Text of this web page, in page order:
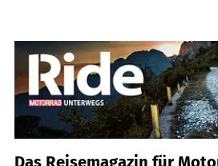
Das Reisemagazin für